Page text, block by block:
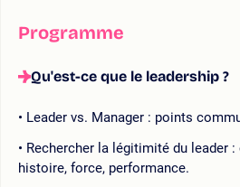
Programme
Qu'est-ce que le leadership ?
Leader vs. Manager : points
Rechercher la légitimité du leader
histoire, force, performance.